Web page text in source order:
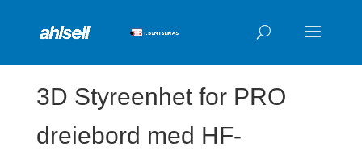
3D Styreenhet for PRO
dreiebord med HF-